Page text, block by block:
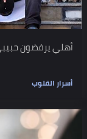
أهلي يرفضون
أسرار القلوب